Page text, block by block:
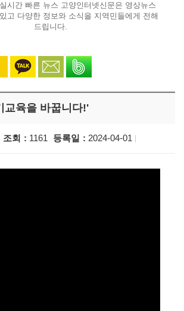
시간 빠른 뉴스 고양인터넷신문은 영상뉴스
고 다양한 정보와 소식을 지역민들에게 전해
드립니다.
공유
로 공유
카카오 스토리로 공유
카카오톡으로 공유
문자로 공유
교육을 바꿉니다!'
조회 1161 등록일 2024-04-01